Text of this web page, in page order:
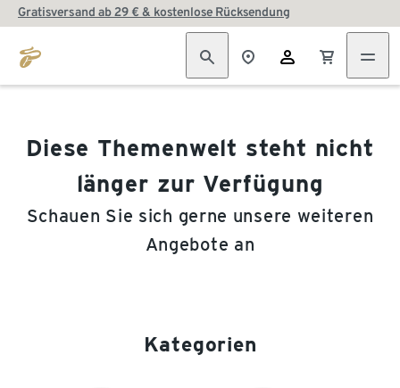
Gratisversand ab 29 € & kostenlose Rücksendung
Diese Themenwelt steht nicht
länger zur Verfügung
Schauen Sie sich gerne unsere weiteren
Angebote an
Kategorien